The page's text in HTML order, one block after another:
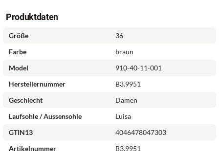
Produktdaten
Größe
36
Farbe
braun
Model
910-40-11-001
Herstellernummer
B3.9951
Geschlecht
Damen
Laufsohle / Aussensohle
Luisa
GTIN13
4046478047303
Artikelnummer
B3.9951